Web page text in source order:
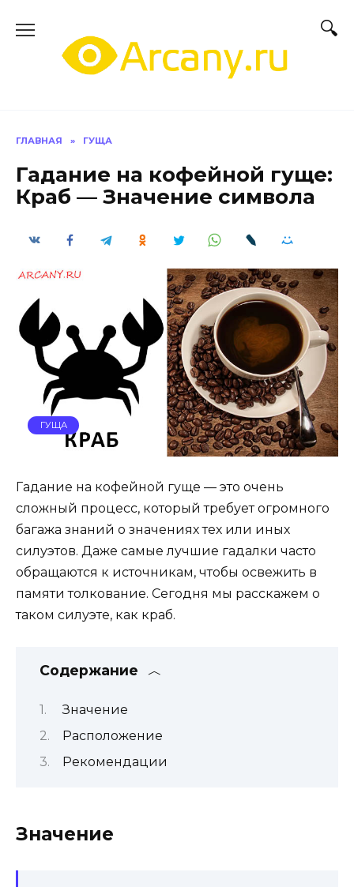
содержанию
ГЛАВНАЯ » ГУЩА
Гадание на кофейной гуще:
Краб — Значение символа
ГУЩА
Гадание на кофейной гуще — это очень
сложный процесс, который требует огромного
багажа знаний о значениях тех или иных
силуэтов. Даже самые лучшие гадалки часто
обращаются к источникам, чтобы освежить в
памяти толкование. Сегодня мы расскажем о
таком силуэте, как краб.
Содержание
Значение
Расположение
Рекомендации
Значение